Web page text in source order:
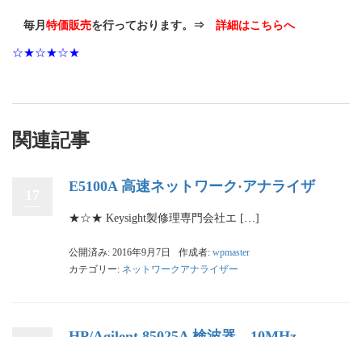
毎月 特価販売を行っております。⇒ 詳細はこちらへ
☆★☆★☆★
関連記事
E5100A 高速ネットワーク·アナライザ
★☆★ Keysight製修理専門会社エ […]
公開済み: 2016年9月7日 作成者: wpmaster
カテゴリー: ネットワークアナライザー